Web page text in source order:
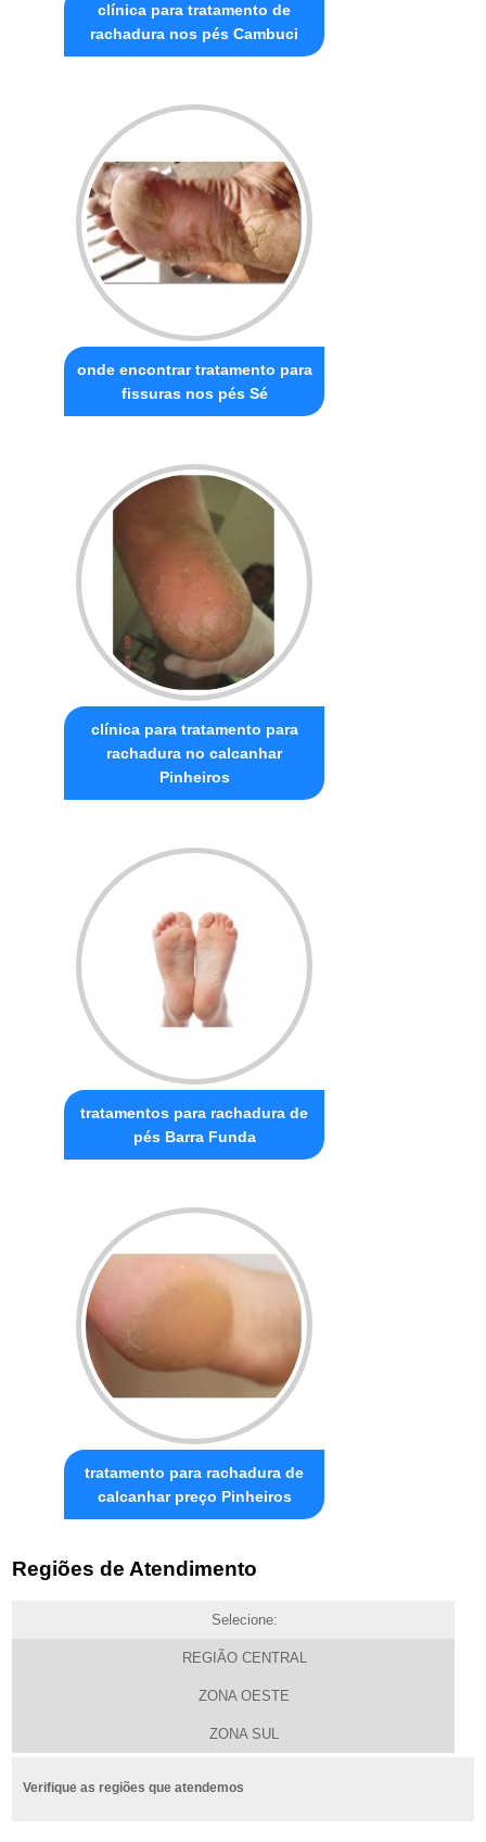
clínica para tratamento de
rachadura nos pés Cambuci
onde encontrar tratamento para
fissuras nos pés Sé
clínica para tratamento para
rachadura no calcanhar
Pinheiros
tratamentos para rachadura de
pés Barra Funda
tratamento para rachadura de
calcanhar preço Pinheiros
Regiões de Atendimento
Selecione:
REGIÃO CENTRAL
ZONA OESTE
ZONA SUL
Verifique as regiões que atendemos